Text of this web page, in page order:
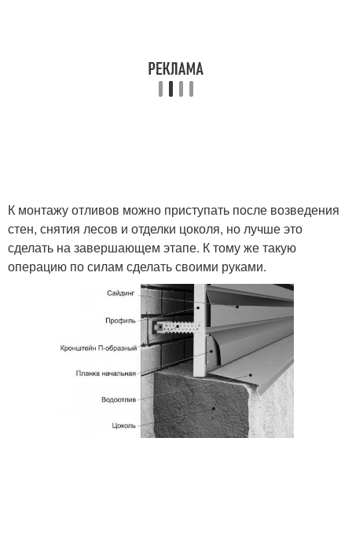
К монтажу отливов можно приступать после возведения
стен, снятия лесов и отделки цоколя, но лучше это
сделать на завершающем этапе. К тому же такую
операцию по силам сделать своими руками.